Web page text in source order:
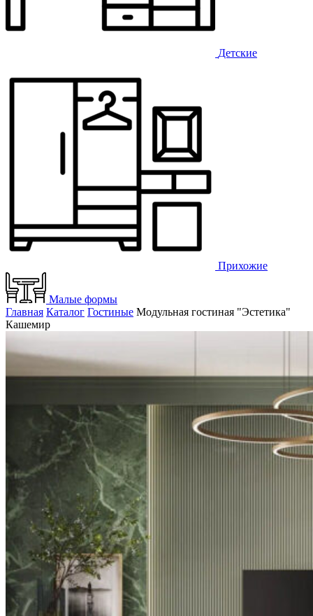
Детские
Прихожие
Малые формы
Главная Каталог Гостиные Модульная гостиная "Эстетика"
Кашемир